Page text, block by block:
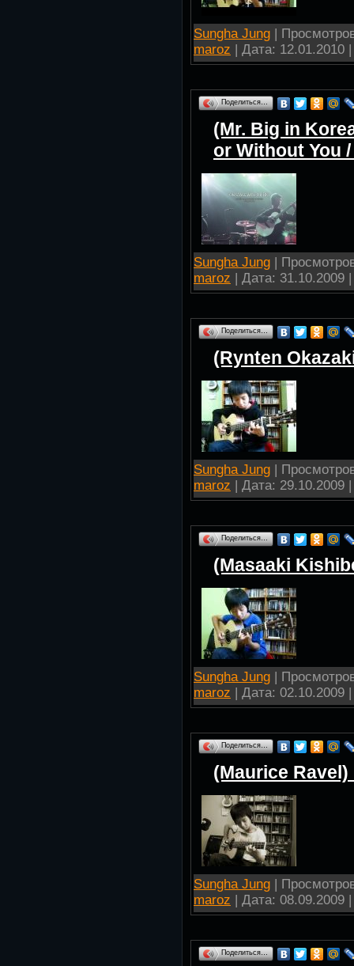
Sungha Jung |
maroz | Дата: 12.01.2010
Поделиться…
(Mr. Big in
or Without You
Sungha Jung |
maroz | Дата: 31.10.2009
Поделиться…
(Rynten
Sungha Jung |
maroz | Дата: 29.10.2009
Поделиться…
(Masaaki
Sungha Jung |
maroz | Дата: 02.10.2009
Поделиться…
(Maurice
Sungha Jung |
maroz | Дата: 08.09.2009
Поделиться…